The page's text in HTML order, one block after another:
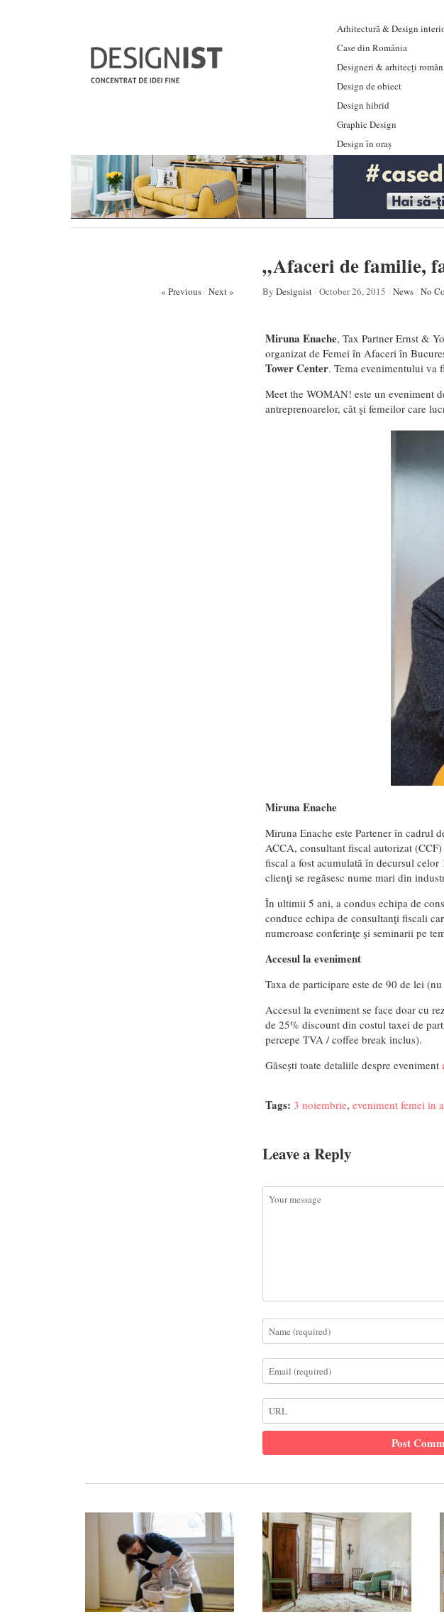
Arhitectură & Design
Case din România
Designeri & arhitecți
Design de obiect
Design hibrid
Graphic Design
Design în oraș
„Afaceri de familie,
« Previous/ Next » By Designist/ October 26, 2015 / News/ No
Miruna Enache, Tax Partner Ernst &
organizat de Femei în Afaceri în
Tower Center. Tema evenimentului va
Meet the WOMAN! este un eveniment
antreprenoarelor, cât şi femeilor care
Miruna Enache
Miruna Enache este Partener în cadrul
ACCA, consultant fiscal autorizat
fiscal a fost acumulată în decursul
clienţi se regăsesc nume mari din
În ultimii 5 ani, a condus echipa de
conduce echipa de consultanţi fiscali
numeroase conferinţe şi seminarii pe
Accesul la eveniment
Taxa de participare este de 90 de lei
Accesul la eveniment se face doar cu
de 25% discount din costul taxei de
percepe TVA / coffee break inclus).
Găsești toate detaliile despre eveniment
Tags: 3 noiembrie, eveniment femei in
Leave a Reply